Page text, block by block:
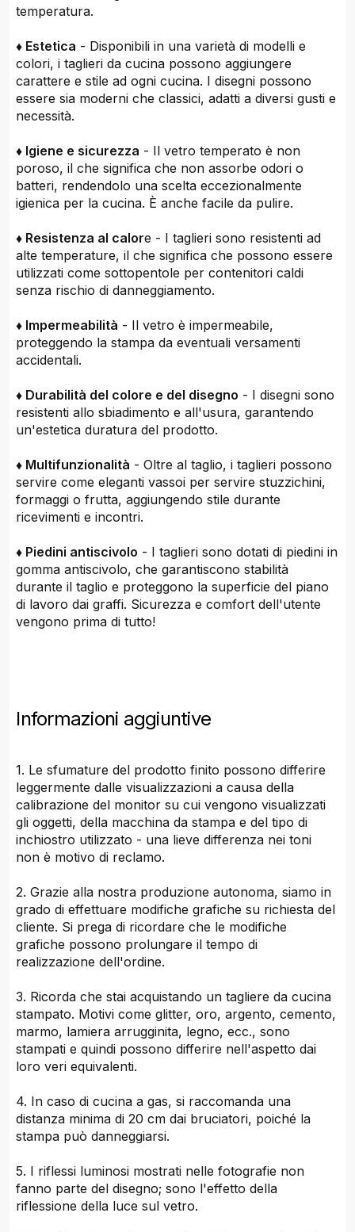
temperatura.
♦ Estetica - Disponibili in una varietà di modelli e
colori, i taglieri da cucina possono aggiungere
carattere e stile ad ogni cucina. I disegni possono
essere sia moderni che classici, adatti a diversi gusti e
necessità.
♦ Igiene e sicurezza - Il vetro temperato è non
poroso, il che significa che non assorbe odori o
batteri, rendendolo una scelta eccezionalmente
igienica per la cucina. È anche facile da pulire.
♦ Resistenza al calore - I taglieri sono resistenti ad
alte temperature, il che significa che possono essere
utilizzati come sottopentole per contenitori caldi
senza rischio di danneggiamento.
♦ Impermeabilità - Il vetro è impermeabile,
proteggendo la stampa da eventuali versamenti
accidentali.
♦ Durabilità del colore e del disegno - I disegni sono
resistenti allo sbiadimento e all'usura, garantendo
un'estetica duratura del prodotto.
♦ Multifunzionalità - Oltre al taglio, i taglieri possono
servire come eleganti vassoi per servire stuzzichini,
formaggi o frutta, aggiungendo stile durante
ricevimenti e incontri.
♦ Piedini antiscivolo - I taglieri sono dotati di piedini in
gomma antiscivolo, che garantiscono stabilità
durante il taglio e proteggono la superficie del piano
di lavoro dai graffi. Sicurezza e comfort dell'utente
vengono prima di tutto!
Informazioni aggiuntive
1. Le sfumature del prodotto finito possono differire
leggermente dalle visualizzazioni a causa della
calibrazione del monitor su cui vengono visualizzati
gli oggetti, della macchina da stampa e del tipo di
inchiostro utilizzato - una lieve differenza nei toni
non è motivo di reclamo.
2. Grazie alla nostra produzione autonoma, siamo in
grado di effettuare modifiche grafiche su richiesta del
cliente. Si prega di ricordare che le modifiche
grafiche possono prolungare il tempo di
realizzazione dell'ordine.
3. Ricorda che stai acquistando un tagliere da cucina
stampato. Motivi come glitter, oro, argento, cemento,
marmo, lamiera arrugginita, legno, ecc., sono
stampati e quindi possono differire nell'aspetto dai
loro veri equivalenti.
4. In caso di cucina a gas, si raccomanda una
distanza minima di 20 cm dai bruciatori, poiché la
stampa può danneggiarsi.
5. I riflessi luminosi mostrati nelle fotografie non
fanno parte del disegno; sono l'effetto della
riflessione della luce sul vetro.